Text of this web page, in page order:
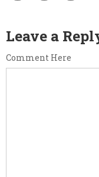
Leave a
Comment Here